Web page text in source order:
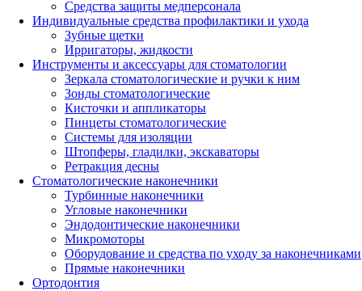
Средства защиты медперсонала
Индивидуальные средства профилактики и ухода
Зубные щетки
Ирригаторы, жидкости
Инструменты и аксессуары для стоматологии
Зеркала стоматологические и ручки к ним
Зонды стоматологические
Кисточки и аппликаторы
Пинцеты стоматологические
Системы для изоляции
Штопферы, гладилки, экскаваторы
Ретракция десны
Стоматологические наконечники
Турбинные наконечники
Угловые наконечники
Эндодонтические наконечники
Микромоторы
Оборудование и средства по уходу за наконечниками
Прямые наконечники
Ортодонтия